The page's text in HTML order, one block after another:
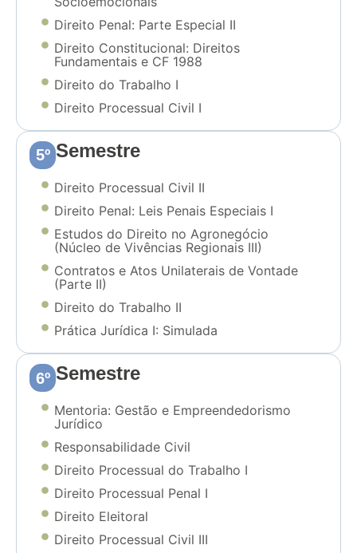
Direito Penal: Parte Especial II
Direito Constitucional: Direitos
Fundamentais e CF 1988
Direito do Trabalho I
Direito Processual Civil I
5º Semestre
Direito Processual Civil II
Direito Penal: Leis Penais Especiais I
Estudos do Direito no Agronegócio
(Núcleo de Vivências Regionais III)
Contratos e Atos Unilaterais de Vontade
(Parte II)
Direito do Trabalho II
Prática Jurídica I: Simulada
6º Semestre
Mentoria: Gestão e Empreendedorismo
Jurídico
Responsabilidade Civil
Direito Processual do Trabalho I
Direito Processual Penal I
Direito Eleitoral
Direito Processual Civil III